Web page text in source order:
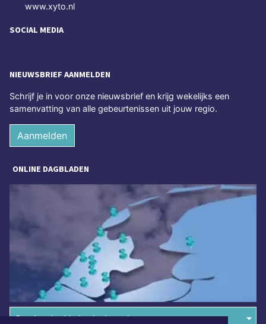
www.xyto.nl
SOCIAL MEDIA
NIEUWSBRIEF AANMELDEN
Schrijf je in voor onze nieuwsbrief en krijg wekelijks een
samenvatting van alle gebeurtenissen uit jouw regio.
Aanmelden
ONLINE DAGBLADEN
Overige dagbladen in de regio